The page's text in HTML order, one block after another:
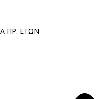
ΠΡ. ΕΤΩΝ